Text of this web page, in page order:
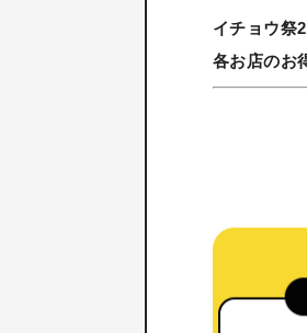
イチョウ祭
各お店のお